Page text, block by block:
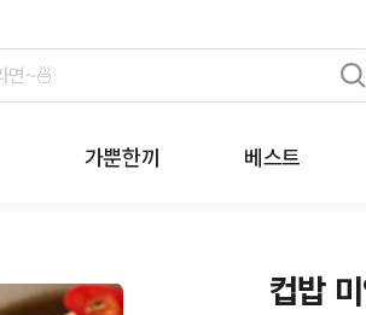
가뿐한끼 베스트
컵밥